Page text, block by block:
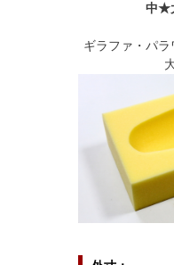
中★
ギラファ・パ